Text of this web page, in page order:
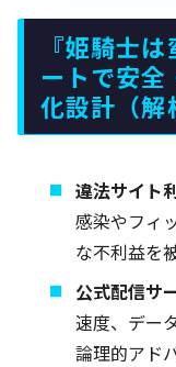
『姫騎士
ートで安
化設計（解
違法サイト
感染やフィ
な不利益を
公式配信サ
速度、デー
論理的アド